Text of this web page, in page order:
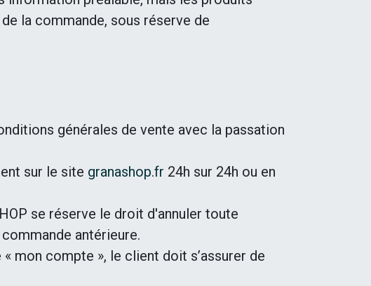
la commande, sous réserve de
générales de vente avec la passation
sur le site granashop.fr 24h sur 24h ou en
se réserve le droit d'annuler toute
antérieure.
mon compte », le client doit s’assurer de